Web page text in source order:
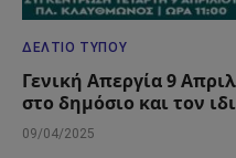
ΔΕΛΤΊΟ ΤΎΠΟΥ
Γενική Απεργία 9
στο δημόσιο και τον
09/04/2025